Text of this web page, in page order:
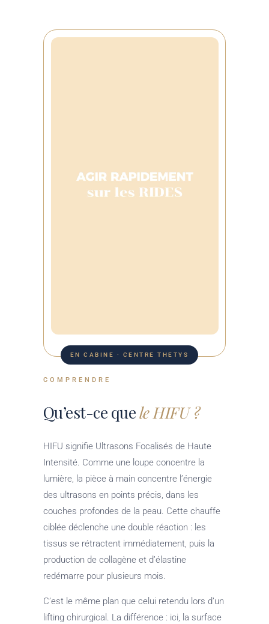
EN CABINE · CENTRE THETYS
COMPRENDRE
Qu’est-ce quele HIFU ?
HIFU signifie Ultrasons Focalisés de Haute
Intensité. Comme une loupe concentre la
lumière, la pièce à main concentre l’énergie
des ultrasons en points précis, dans les
couches profondes de la peau. Cette chauffe
ciblée déclenche une double réaction : les
tissus se rétractent immédiatement, puis la
production de collagène et d’élastine
redémarre pour plusieurs mois.
C’est le même plan que celui retendu lors d’un
lifting chirurgical. La différence : ici, la surface